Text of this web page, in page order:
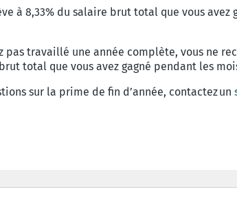
à 8,33% du salaire brut total que vous
pas travaillé une année complète, vous ne
total que vous avez gagné pendant les
sur la prime de fin d’année, contactezun